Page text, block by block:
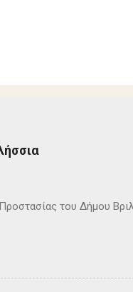
του Δήμου